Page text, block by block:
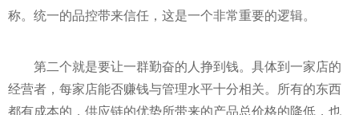
称。统一的品控带来信任，这是一个非常重要的逻辑。
第二个就是要让一群勤奋的人挣到钱。具体到一家店的
经营者，每家店能否赚钱与管理水平十分相关。所有的东西
都有成本的，供应链的优势所带来的产品总价格的降低，也